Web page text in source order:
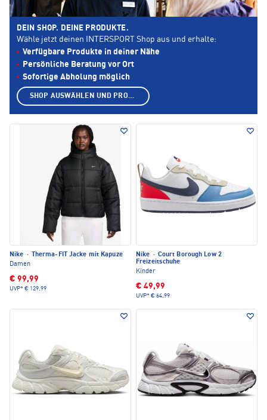
Nike ·
Therma-FIT Jacke mit Kapuze
Damen
€ 99,99
UVP* € 129,99
Nike · Court Borough Low 2
Freizeitschuhe
Kinder
€ 49,99
UVP* € 64,99
DEIN SHOP. DEINE PRODUKTE.
Wähle jetzt deinen INTERSPORT Shop aus und erhalte:
Verfügbare Produkte in deiner Nähe
Persönliche Beratung vor Ort
Sofortige Abholung möglich
SHOP AUSWÄHLEN UND PRODUKTE ANZEIGEN